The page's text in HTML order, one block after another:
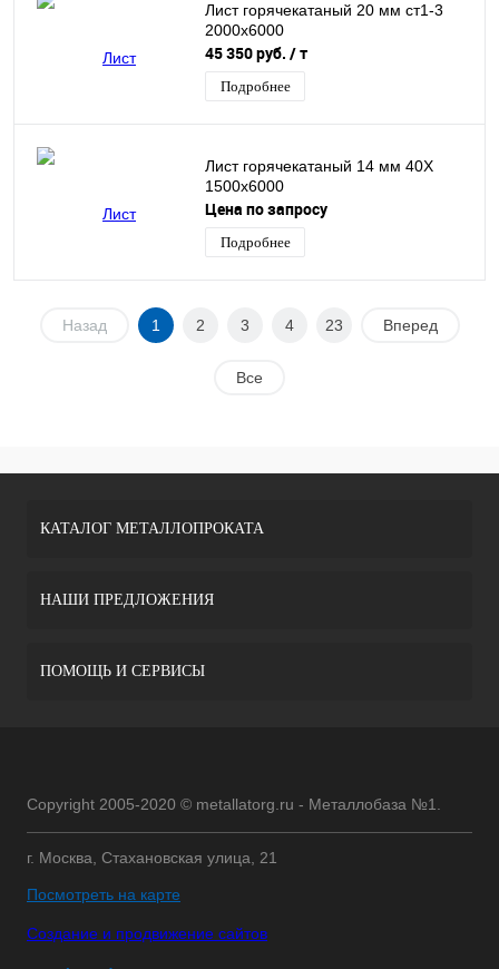
Лист горячекатаный 20 мм ст1-3
2000х6000
45 350 руб. / т
Подробнее
Лист горячекатаный 14 мм 40Х
1500х6000
Цена по запросу
Подробнее
Назад 1 2 3 4 23 Вперед
Все
КАТАЛОГ МЕТАЛЛОПРОКАТА
НАШИ ПРЕДЛОЖЕНИЯ
ПОМОЩЬ И СЕРВИСЫ
Copyright 2005-2020 © metallatorg.ru - Металлобаза №1.
г. Москва, Стахановская улица, 21
Посмотреть на карте
Создание и продвижение сайтов